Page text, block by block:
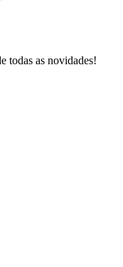
todas as novidades!